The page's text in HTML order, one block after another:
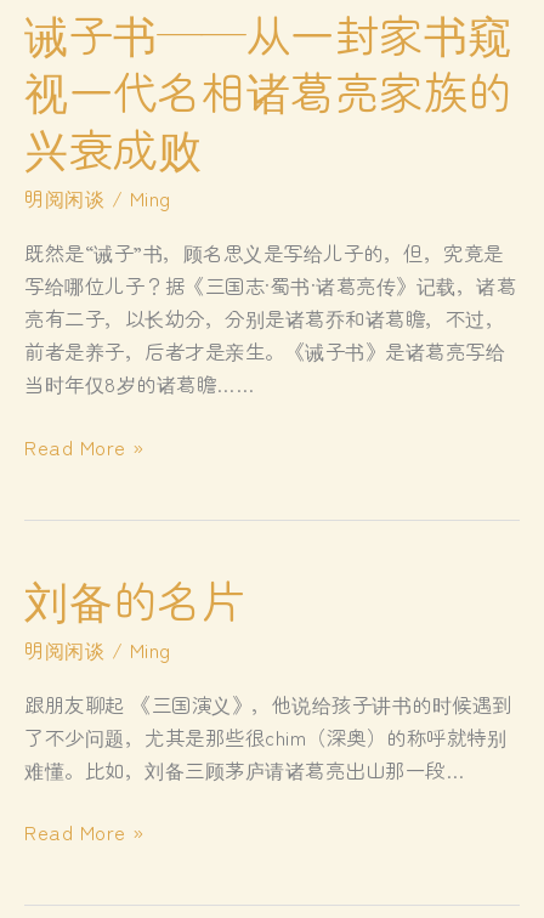
诫子书——从一封家书窥
视一代名相诸葛亮家族的
兴衰成败
明阅闲谈 / Ming
既然是“诫子”书，顾名思义是写给儿子的，但，究竟是
写给哪位儿子？据《三国志·蜀书·诸葛亮传》记载，诸葛
亮有二子，以长幼分，分别是诸葛乔和诸葛瞻，不过，
前者是养子，后者才是亲生。《诫子书》是诸葛亮写给
当时年仅8岁的诸葛瞻……
诫
从
一
封
书
窥
视
代
相
Read More »
刘备的名片
明阅闲谈 / Ming
跟朋友聊起 《三国演义》，他说给孩子讲书的时候遇到
了不少问题，尤其是那些很chim（深奥）的称呼就特别
难懂。比如，刘备三顾茅庐请诸葛亮出山那一段…
刘
Read More »